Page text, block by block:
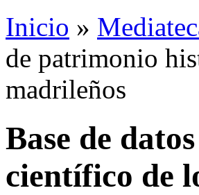
Inicio »
de patrimonio
madrileños
Base de
científico de